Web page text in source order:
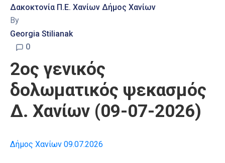
&
Δράσεις
Ψηφιακές
Επικοινωνία
Δακοκτονία Π.Ε. Χανίων Δήμος Χανίων
By
Georgia Stilianak
0
2ος γενικός
δολωματικός ψεκασμός
Δ. Χανίων (09-07-2026)
Δήμος Χανίων 09.07.2026